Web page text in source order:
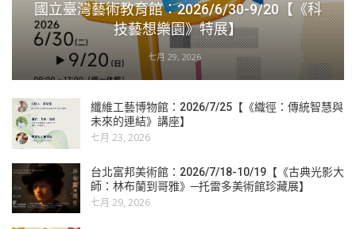
國立臺灣藝術教育館：2026/6/30-9/20【《科
技藝想樂園》特展】
七月 29, 2026
纖維工藝博物館：2026/7/25【《織徑：傳統智慧與
未來的連結》講座】
七月 23, 2026
台北富邦美術館：2026/7/18-10/19【《古典光影大
師：林布蘭到哥雅》─托雷多美術館珍藏展】
七月 29, 2026